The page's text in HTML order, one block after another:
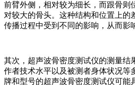
前臂外侧，相对较为细长，而跟骨则
对较大的骨头。这种结构和位置上的
传播过程中受到不同的影响，从而影
其次，超声波骨密度测试仪的测量结
作者技术水平以及被测者身体状况等
牌和型号的超声波骨密度测试仪可能